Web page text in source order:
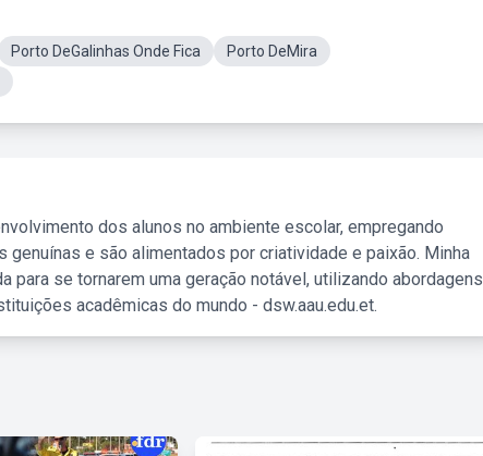
Porto DeGalinhas Onde Fica
Porto DeMira
dos alunos no ambiente escolar, empregando
e são alimentados por criatividade e paixão. Minha
para se tornarem uma geração notável, utilizando abordagens
acadêmicas do mundo - dsw.aau.edu.et.